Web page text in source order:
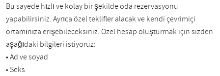
Bu sayede hızlı ve kolay bir şekilde oda rezervasyonu
yapabilirsiniz. Ayrıca özel teklifler alacak ve kendi çevrimiçi
ortamınıza erişebileceksiniz. Özel hesap oluşturmak için sizden
aşağıdaki bilgileri istiyoruz:
• Ad ve soyad
• Seks